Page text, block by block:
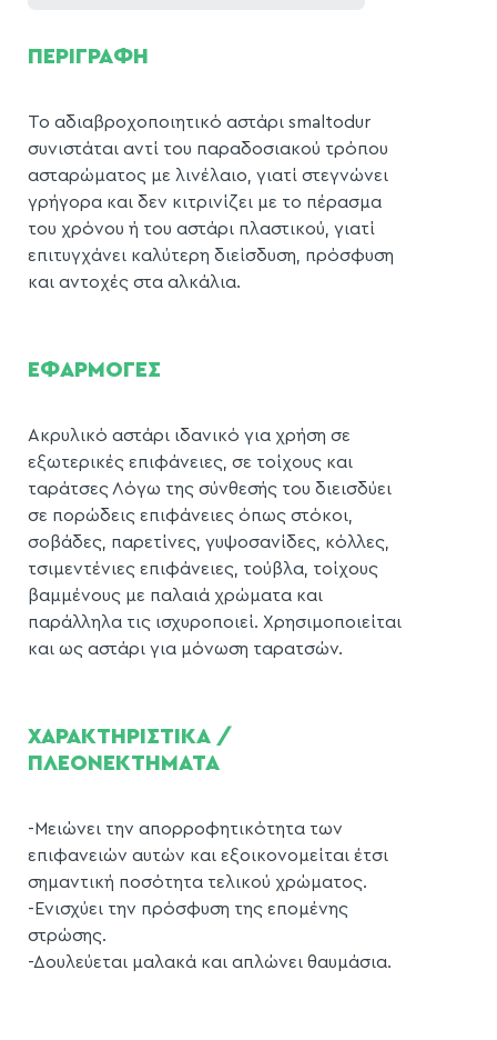
ΠΕΡΙΓΡΑΦΗ
Το αδιαβροχοποιητικό αστάρι smaltodur
συνιστάται αντί του παραδοσιακού τρόπου
ασταρώματος με λινέλαιο, γιατί στεγνώνει
γρήγορα και δεν κιτρινίζει με το πέρασμα
του χρόνου ή του αστάρι πλαστικού, γιατί
επιτυγχάνει καλύτερη διείσδυση, πρόσφυση
και αντοχές στα αλκάλια.
ΕΦΑΡΜΟΓΕΣ
Ακρυλικό αστάρι ιδανικό για χρήση σε
εξωτερικές επιφάνειες, σε τοίχους και
ταράτσες Λόγω της σύνθεσής του διεισδύει
σε πορώδεις επιφάνειες όπως στόκοι,
σοβάδες, παρετίνες, γυψοσανίδες, κόλλες,
τσιμεντένιες επιφάνειες, τούβλα, τοίχους
βαμμένους με παλαιά χρώματα και
παράλληλα τις ισχυροποιεί. Χρησιμοποιείται
και ως αστάρι για μόνωση ταρατσών.
ΧΑΡΑΚΤΗΡΙΣΤΙΚΑ /
ΠΛΕΟΝΕΚΤΗΜΑΤΑ
-Μειώνει την απορροφητικότητα των
επιφανειών αυτών και εξοικονομείται έτσι
σημαντική ποσότητα τελικού χρώματος.
-Ενισχύει την πρόσφυση της επομένης
στρώσης.
-Δουλεύεται μαλακά και απλώνει θαυμάσια.